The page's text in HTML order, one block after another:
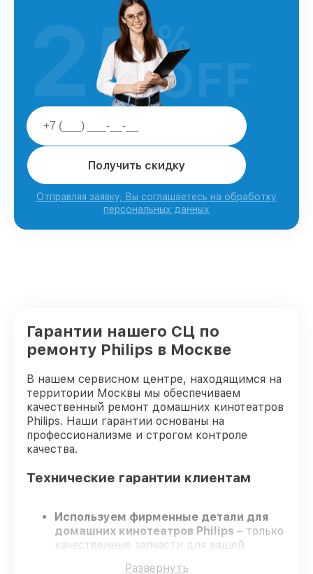
Получить скидку
Отправляя заявку, Вы соглашаетесь на обработку
персональных данных
25%
OFF
Гарантии нашего СЦ по
ремонту Philips в Москве
В нашем сервисном центре, находящимся на
территории Москвы мы обеспечиваем
качественный ремонт домашних кинотеатров
Philips. Наши гарантии основаны на
профессионализме и строгом контроле
качества.
Технические гарантии клиентам
Используем фирменные детали для
домашних кинотеатров Philips – только
качественные запчасти для вашей
Развернуть